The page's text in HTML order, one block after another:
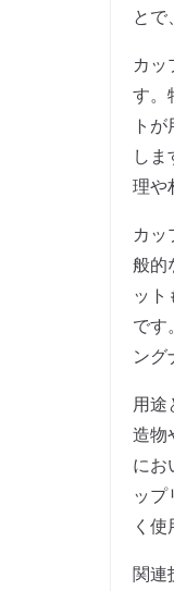
とで
カ
す。
ト
し
理や
カ
般的
ッ
です
ング
用途
造物
にお
ッ
く
関連